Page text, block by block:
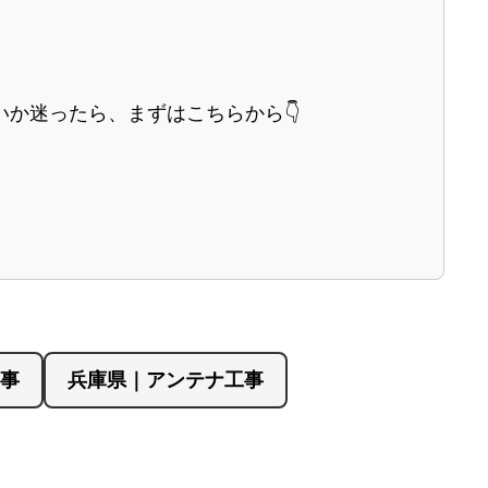
迷ったら、まずはこちらから👇
兵庫県｜アンテナ工事